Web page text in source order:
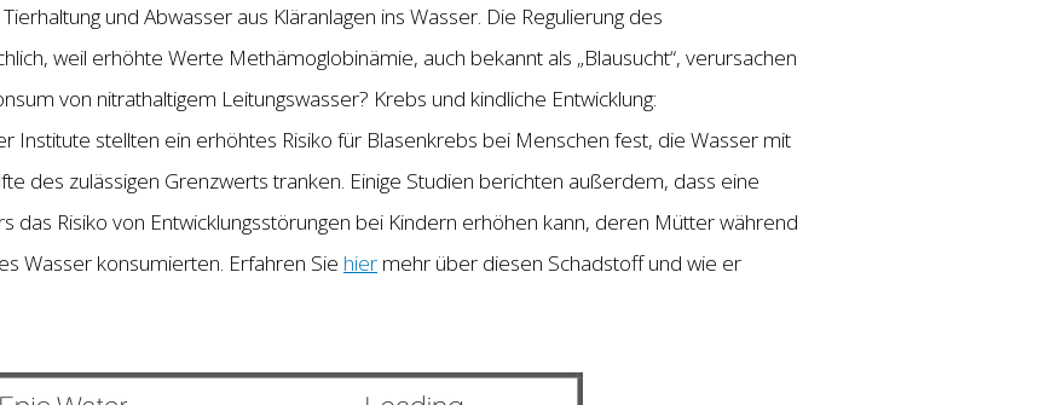
und Abwasser aus Kläranlagen ins Wasser. Die Regulierung des
weil erhöhte Werte Methämoglobinämie, auch bekannt als „Blausucht“, verursachen
von nitrathaltigem Leitungswasser? Krebs und kindliche Entwicklung:
Institute stellten ein erhöhtes Risiko für Blasenkrebs bei Menschen fest, die Wasser mit
des zulässigen Grenzwerts tranken. Einige Studien berichten außerdem, dass eine
das Risiko von Entwicklungsstörungen bei Kindern erhöhen kann, deren Mütter während
Wasser konsumierten. Erfahren Sie hier mehr über diesen Schadstoff und wie er